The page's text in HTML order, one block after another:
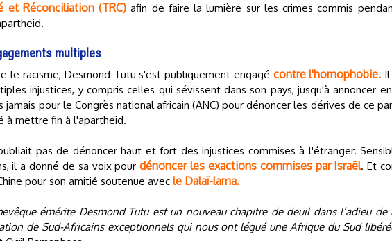
et Réconciliation (TRC) afin de faire la lumière sur les crimes commis
multiples
le racisme, Desmond Tutu s'est publiquement engagé contre l'homophobie.
injustices, y compris celles qui sévissent dans son pays, jusqu'à annoncer en
pour le Congrès national africain (ANC) pour dénoncer les dérives de ce
à mettre fin à l'apartheid.
pas de dénoncer haut et fort des injustices commises à l'étranger.
il a donné de sa voix pourdénoncer les exactions commises par Israël. Et
pour son amitié soutenue avec le Dalaï-lama.
émérite Desmond Tutu est un nouveau chapitre de deuil dans l’adieu de
de Sud-Africains exceptionnels qui nous ont légué une Afrique du Sud